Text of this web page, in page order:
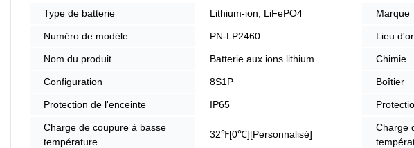
Type de batterie
Lithium-ion, LiFePO4 Marque
Numéro de modèle PN-LP2460 Lieu
Nom du produit Batterie aux ions lithium Chimie
Configuration 8S1P Boîtier
Protection de l'enceinte IP65
Charge de coupure à basse
température
32℉[0℃][Personnalisé]
Charge